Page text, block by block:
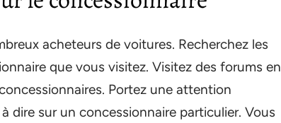
acheteurs de voitures. Recherchez les
que vous visitez. Visitez des forums en
Portez une attention
dire sur un concessionnaire particulier. Vous